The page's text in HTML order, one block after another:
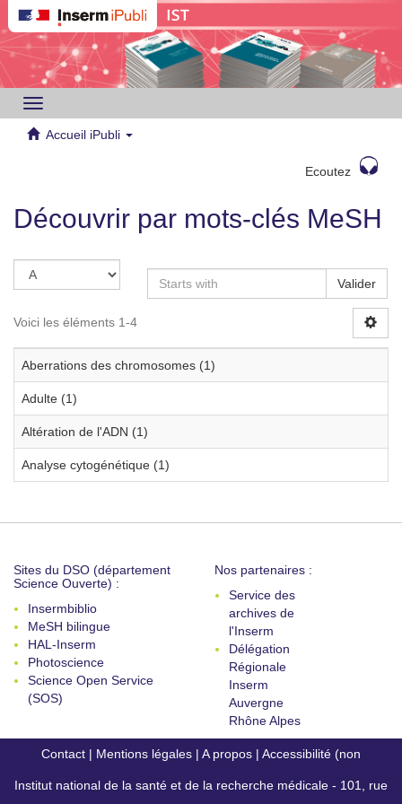
Toggle
navigation
Accueil iPubli
Ecoutez
Découvrir par mots-clés MeSH
Valider
Voici les éléments 1-4
Aberrations des chromosomes (1)
Adulte (1)
Altération de l'ADN (1)
Analyse cytogénétique (1)
Sites du DSO (département
Science Ouverte) :
Insermbiblio
MeSH bilingue
HAL-Inserm
Photoscience
Science Open Service
(SOS)
Nos partenaires :
Service des
archives de
l'Inserm
Délégation
Régionale
Inserm
Auvergne
Rhône Alpes
Contact | Mentions légales | A propos | Accessibilité (non
conforme)
Institut national de la santé et de la recherche médicale - 101, rue